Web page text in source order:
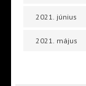
2021. június
2021. május